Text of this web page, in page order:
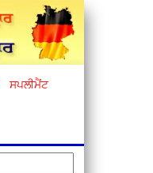
ਸਪਲੀਮੈਂਟ